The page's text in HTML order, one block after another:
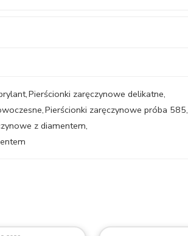
,Pierścionki zaręczynowe delikatne,
,Pierścionki zaręczynowe próba 585,
z diamentem,